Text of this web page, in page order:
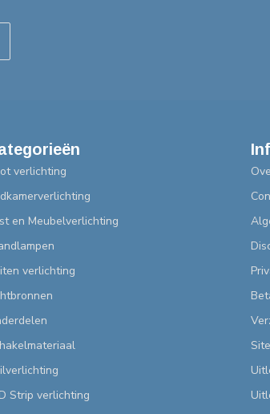
verlichting
en Meubelverlichting
verlichting
Strip verlichting